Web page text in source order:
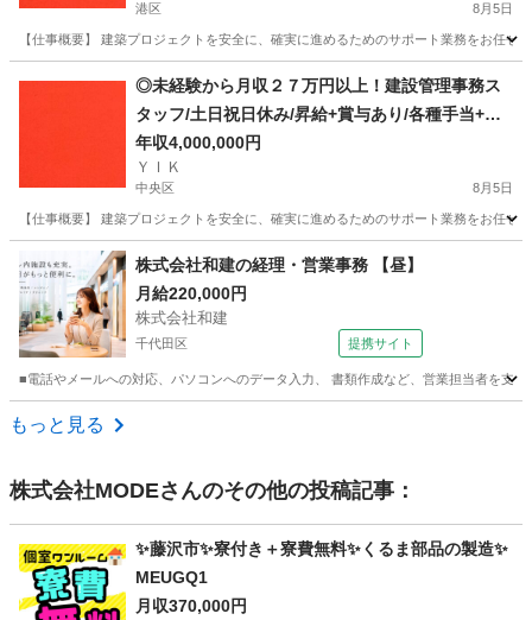
港区 8月5日
【仕事概要】 建築プロジェクトを安全に、確実に進めるためのサポート業務をお任
事務
◎未経験から月収２７万円以上！建設管理事務ス
タッフ/土日祝日休み/昇給+賞与あり/各種手当+寮
完備
年収4,000,000円
ＹＩＫ
中央区 8月5日
【仕事概要】 建築プロジェクトを安全に、確実に進めるためのサポート業務をお任
中央区 事務 未経験
株式会社和建の経理・営業事務 【昼】
月給220,000円
株式会社和建
千代田区 提携サイト
■電話やメールへの対応、パソコンへのデータ入力、 書類作成など、営業担当者を支
東京 千代田区
もっと見る
株式会社MODEさんのその他の投稿記事：
✨藤沢市✨寮付き＋寮費無料✨くるま部品の製造✨
MEUGQ1
月収370,000円